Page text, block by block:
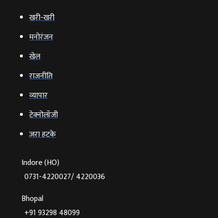
खरी-खरी
मनोरंजन
खेल
राजनीति
व्‍यापार
टेक्‍नोलॉजी
ज़रा हटके
Indore (HO)
0731-4220027/ 4220036
Bhopal
+91 93298 48099